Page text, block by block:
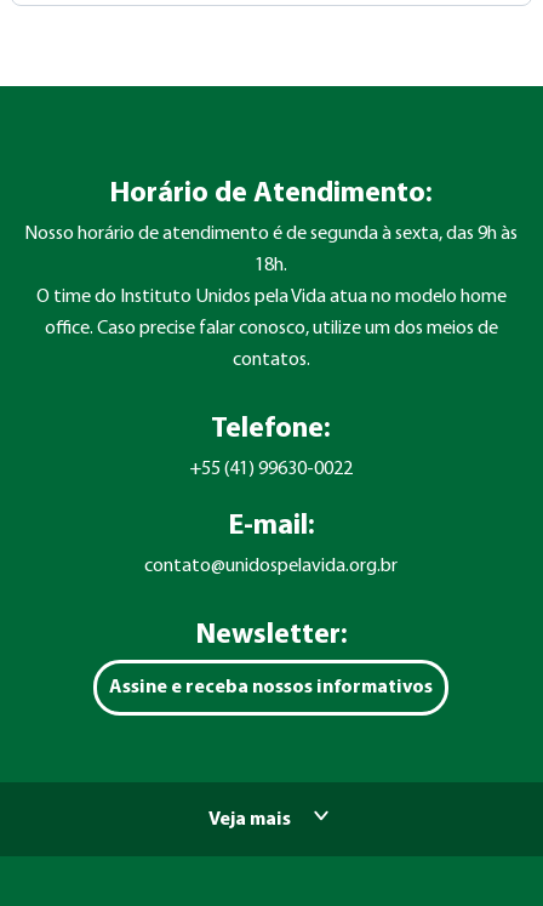
Horário de Atendimento:
Nosso horário de atendimento é de segunda à sexta, das 9h às
18h.
O time do Instituto Unidos pela Vida atua no modelo home
office. Caso precise falar conosco, utilize um dos meios de
contatos.
Telefone:
+55 (41) 99630-0022
E-mail:
contato@unidospelavida.org.br
Newsletter:
Assine e receba nossos informativos
Veja mais